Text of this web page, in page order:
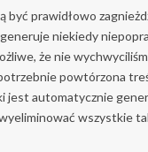
być prawidłowo
niekiedy
że nie
powtórzona
jest automatycznie
wszystkie